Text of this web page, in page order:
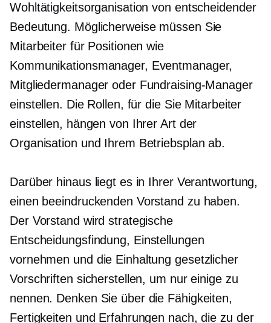
Wohltätigkeitsorganisation von entscheidender
Bedeutung. Möglicherweise müssen Sie
Mitarbeiter für Positionen wie
Kommunikationsmanager, Eventmanager,
Mitgliedermanager oder Fundraising-Manager
einstellen. Die Rollen, für die Sie Mitarbeiter
einstellen, hängen von Ihrer Art der
Organisation und Ihrem Betriebsplan ab.
Darüber hinaus liegt es in Ihrer Verantwortung,
einen beeindruckenden Vorstand zu haben.
Der Vorstand wird strategische
Entscheidungsfindung, Einstellungen
vornehmen und die Einhaltung gesetzlicher
Vorschriften sicherstellen, um nur einige zu
nennen. Denken Sie über die Fähigkeiten,
Fertigkeiten und Erfahrungen nach, die zu der